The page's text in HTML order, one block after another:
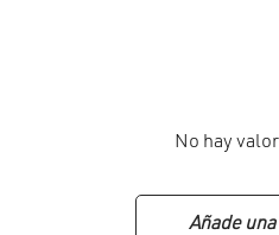
No hay
Añade